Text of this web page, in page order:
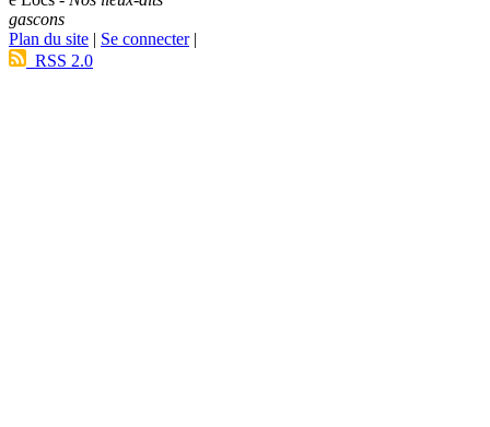
gascons
Plan du site | Se connecter|
RSS 2.0